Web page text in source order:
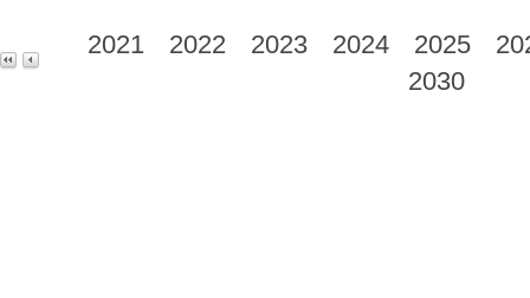
2021 2022 2023 2024 2025
2030